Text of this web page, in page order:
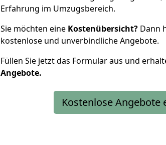
Erfahrung im Umzugsbereich.
Sie möchten eine Kostenübersicht? Dann
kostenlose und unverbindliche Angebote.
Füllen Sie jetzt das Formular aus und
Angebote.
Kostenlose Angebote